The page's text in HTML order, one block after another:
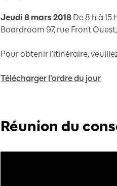
Jeudi 8 mars 2018 De 8 h à
Boardroom 97, rue Front
Pour obtenir l’itinéraire,
Télécharger l’ordre du jour
Réunion du